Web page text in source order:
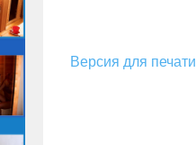
Версия для печати